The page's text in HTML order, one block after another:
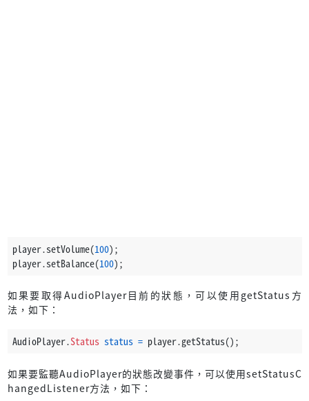
player.setVolume(100);
player.setBalance(100);
如果要取得AudioPlayer目前的狀態，可以使用getStatus方
法，如下：
AudioPlayer.Status status = player.getStatus();
如果要監聽AudioPlayer的狀態改變事件，可以使用setStatusC
hangedListener方法，如下：